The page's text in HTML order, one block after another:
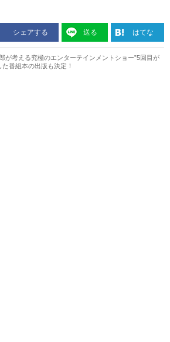
シェアする 送る はてな
が考える究極のエンターテインメントショー”5回目が
番組本の出版も決定！